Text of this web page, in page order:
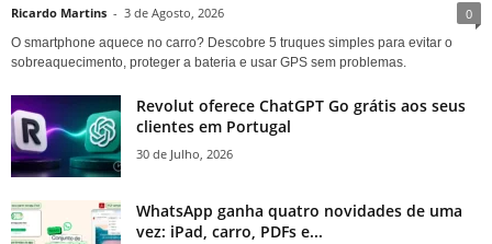
Ricardo Martins - 3 de Agosto, 2026 0
O smartphone aquece no carro? Descobre 5 truques simples para evitar o
sobreaquecimento, proteger a bateria e usar GPS sem problemas.
Revolut oferece ChatGPT Go grátis aos seus
clientes em Portugal
30 de Julho, 2026
WhatsApp ganha quatro novidades de uma
vez: iPad, carro, PDFs e...